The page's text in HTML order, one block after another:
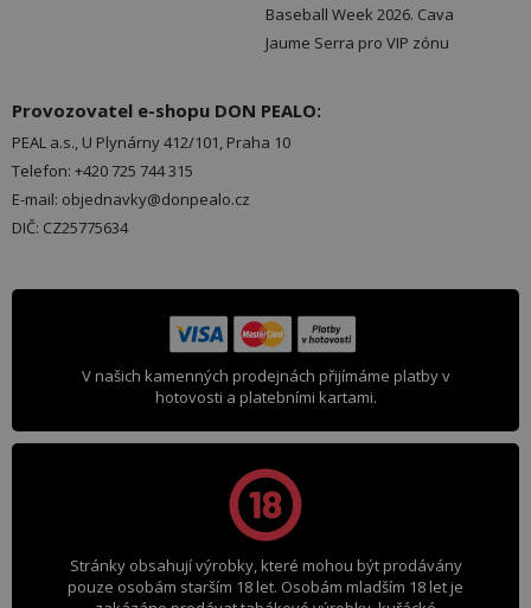
Baseball Week 2026. Cava
Jaume Serra pro VIP zónu
Provozovatel e-shopu DON PEALO:
PEAL a.s., U Plynárny 412/101, Praha 10
Telefon: +420 725 744 315
E-mail: objednavky@donpealo.cz
DIČ: CZ25775634
V našich kamenných prodejnách přijímáme platby v
hotovosti a platebními kartami.
Stránky obsahují výrobky, které mohou být prodávány
pouze osobám starším 18 let. Osobám mladším 18 let je